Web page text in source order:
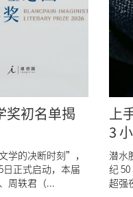
奖初名单揭
学的决断时刻”，
正式启动，本届
周轶君（...
上
3
潜水
纪
超强